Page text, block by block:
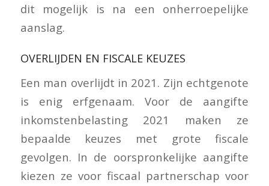
dit mogelijk is na een onherroepelijke
aanslag.
OVERLIJDEN EN FISCALE KEUZES
Een man overlijdt in 2021. Zijn echtgenote
is enig erfgenaam. Voor de aangifte
inkomstenbelasting 2021 maken ze
bepaalde keuzes met grote fiscale
gevolgen. In de oorspronkelijke aangifte
kiezen ze voor fiscaal partnerschap voor